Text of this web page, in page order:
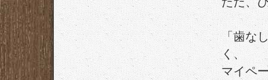
「歯な
く、
マイペ